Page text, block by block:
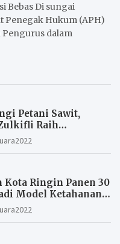
Bebas Di sungai
Penegak Hukum (APH)
dalam
Petani Sawit,
Raih
2026
Kota Ringin Panen 30
Model Ketahanan